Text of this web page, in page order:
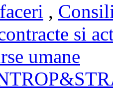
,
si
umane